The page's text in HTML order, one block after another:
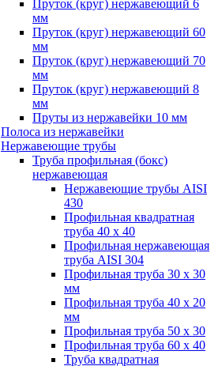
Пруток (круг) нержавеющий 6
мм
Пруток (круг) нержавеющий 60
мм
Пруток (круг) нержавеющий 70
мм
Пруток (круг) нержавеющий 8
мм
Пруты из нержавейки 10 мм
Полоса из нержавейки
Нержавеющие трубы
Труба профильная (бокс)
нержавеющая
Нержавеющие трубы AISI
430
Профильная квадратная
труба 40 х 40
Профильная нержавеющая
труба AISI 304
Профильная труба 30 х 30
мм
Профильная труба 40 х 20
мм
Профильная труба 50 х 30
Профильная труба 60 х 40
Труба квадратная